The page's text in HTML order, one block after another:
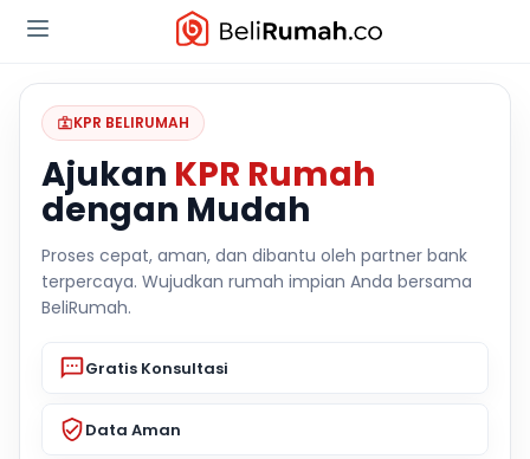
KPR BELIRUMAH
Ajukan KPR Rumah
dengan Mudah
Proses cepat, aman, dan dibantu oleh partner bank
terpercaya. Wujudkan rumah impian Anda bersama
BeliRumah.
Gratis Konsultasi
Data Aman